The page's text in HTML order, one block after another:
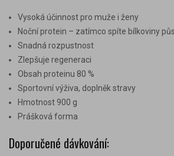
Vysoká účinnost pro muže i ženy
Noční protein – zatímco spíte bílkoviny
Snadná rozpustnost
Zlepšuje regeneraci
Obsah proteinu 80 %
Sportovní výživa, doplněk stravy
Hmotnost 900 g
Prášková forma
Doporučené dávkování: